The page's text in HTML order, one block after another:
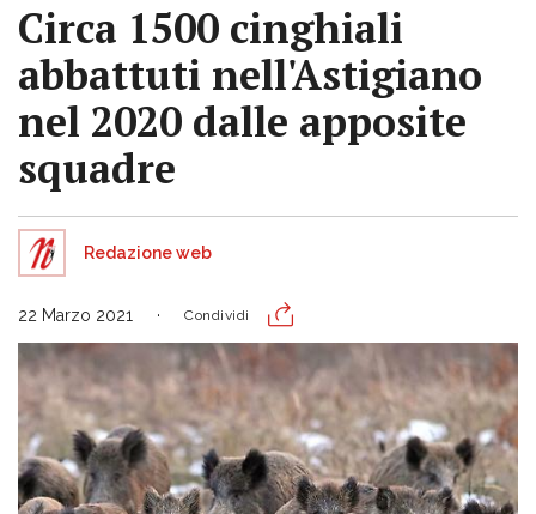
Circa 1500 cinghiali
abbattuti nell'Astigiano
nel 2020 dalle apposite
squadre
Redazione web
22 Marzo 2021 Condividi